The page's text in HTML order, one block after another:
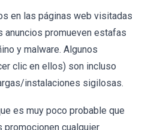
en las páginas web visitadas
promueven estafas
y malware. Algunos
clic en ellos) son incluso
instalaciones sigilosas.
es muy poco probable que
cualquier